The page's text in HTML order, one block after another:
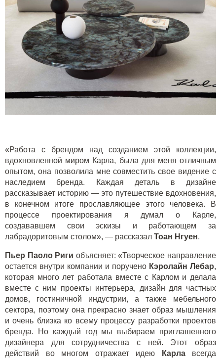
«Работа с брендом над созданием этой коллекции,
вдохновленной миром Карла, была для меня отличным
опытом, она позволила мне совместить свое видение с
наследием бренда. Каждая деталь в дизайне
рассказывает историю — это путешествие вдохновения,
в конечном итоге прославляющее этого человека. В
процессе проектирования я думал о Карле,
создававшем свои эскизы и работающем за
лабрадоритовым столом», — рассказал Тоан Нгуен.
Пьер Паоло Риги объясняет: «Творческое направление
остается внутри компании и поручено Кэролайн Лебар,
которая много лет работала вместе с Карлом и делала
вместе с ним проекты интерьера, дизайн для частных
домов, гостиничной индустрии, а также мебельного
сектора, поэтому она прекрасно знает образ мышления
и очень близка ко всему процессу разработки проектов
бренда. Но каждый год мы выбираем приглашенного
дизайнера для сотрудничества с ней. Этот образ
действий во многом отражает идею
Карла всегда